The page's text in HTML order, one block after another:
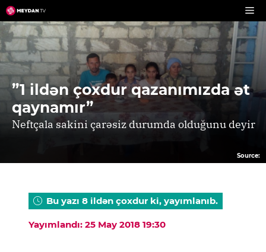
Skip
to
content
”1 ildən çoxdur qazanımızda ət
qaynamır”
Neftçala sakini çarəsiz durumda olduğunu deyir
Source:
Bu yazı 8 ildən çoxdur ki, yayımlanıb.
Yayımlandı: 25 May 2018 19:30